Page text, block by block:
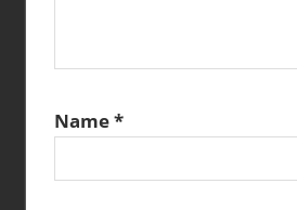
Name*